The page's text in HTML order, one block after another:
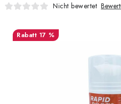
Kaufberatung
Nicht bewertet
17 %